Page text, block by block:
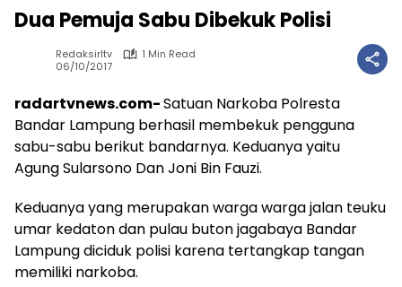
Dua Pemuja Sabu Dibekuk Polisi
Redaksirltv
1 Min Read
06/10/2017
radartvnews.com-Satuan Narkoba Polresta
Bandar Lampung berhasil membekuk pengguna
sabu-sabu berikut bandarnya. Keduanya yaitu
Agung Sularsono Dan Joni Bin Fauzi.
Keduanya yang merupakan warga warga jalan teuku
umar kedaton dan pulau buton jagabaya Bandar
Lampung diciduk polisi karena tertangkap tangan
memiliki narkoba.